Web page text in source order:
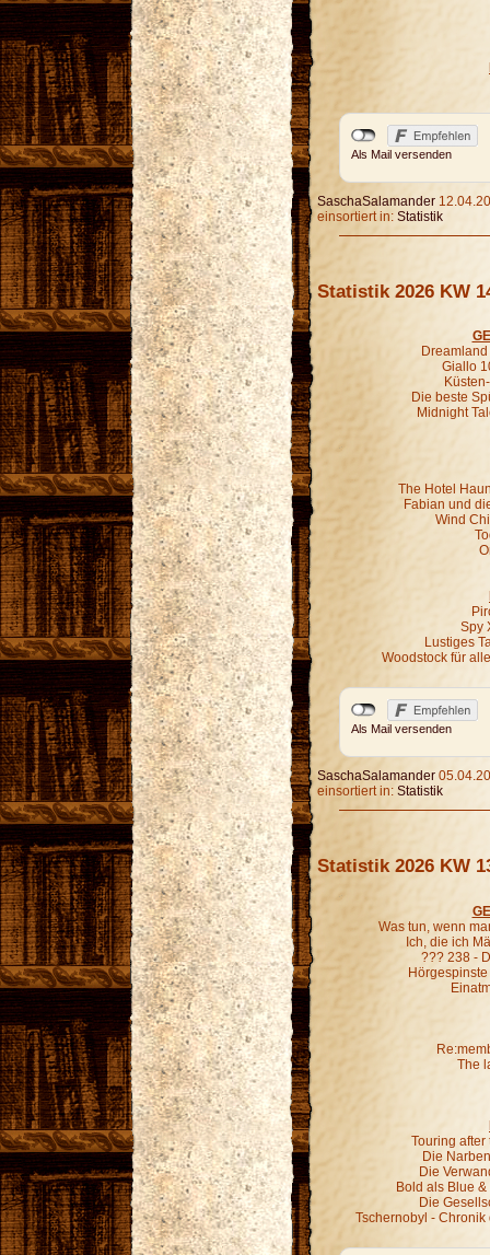
Als Mail versenden
SaschaSalamander
einsortiert in: Statistik
Statistik 2026 KW
Giallo
Die beste
Midnight
The Hotel
Fabian und
Wind
Spy
Lustiges
Woodstock für
Als Mail versenden
SaschaSalamander
einsortiert in: Statistik
Statistik 2026 KW
Was tun, wenn
Ich, die ich
??? 238 -
The
Touring after
Die
Die
Bold als Blue
Die
Tschernobyl -